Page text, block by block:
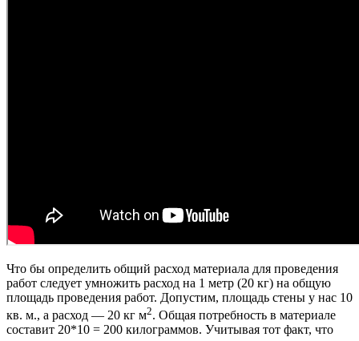
Что бы определить общий расход материала для проведения
работ следует умножить расход на 1 метр (20 кг) на общую
площадь проведения работ. Допустим, площадь стены у нас 10
кв. м., а расход — 20 кг м2. Общая потребность в материале
составит 20*10 = 200 килограммов. Учитывая тот факт, что